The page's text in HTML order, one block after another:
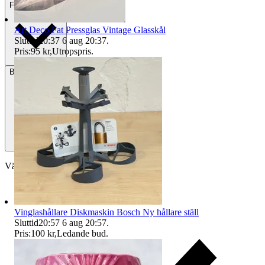
FraktFrån 79 kr
Betalning Via Tradera
Välj till köparskydd
Art Deco Fat Pressglas Vintage Glasskål
Sluttid20:37 6 aug 20:37.
Pris:95 kr,Utropspris.
Vinglashållare Diskmaskin Bosch Ny hållare ställ
Sluttid20:57 6 aug 20:57.
Pris:100 kr,Ledande bud.